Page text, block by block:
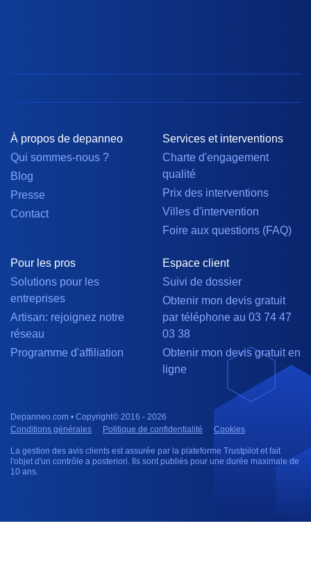
À propos de depanneo
Qui sommes-nous ?
Blog
Presse
Contact
Services et interventions
Charte d'engagement
qualité
Prix des interventions
Villes d'intervention
Foire aux questions (FAQ)
Pour les pros
Solutions pour les
entreprises
Artisan: rejoignez notre
réseau
Programme d'affiliation
Espace client
Suivi de dossier
Obtenir mon devis gratuit
par téléphone au 03 74 47
03 38
Obtenir mon devis gratuit en
ligne
Depanneo.com • Copyright© 2016 - 2026
Conditions générales
Politique de confidentialité Cookies
La gestion des avis clients est assurée par la plateforme Trustpilot et fait
l'objet d'un contrôle a posteriori. Ils sont publiés pour une durée maximale de
10 ans.